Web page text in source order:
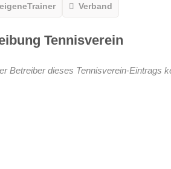
Verband
Tennisverein
Betreiber dieses Tennisverein-Eintrags